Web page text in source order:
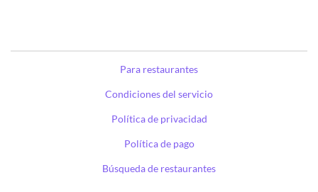
Para restaurantes
Condiciones del servicio
Política de privacidad
Política de pago
Búsqueda de restaurantes